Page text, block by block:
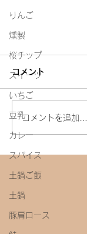
りんご
燻製
桜チップ
スイーツ
いちご
豆乳
カレー
スパイス
土鍋ご飯
土鍋
豚肩ロース
今年初めて
コメント
コメントを追加…